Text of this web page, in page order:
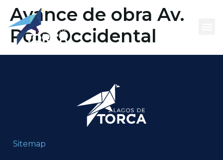
contenido
Avance de obra Av.
Polo Occidental
Sitemap